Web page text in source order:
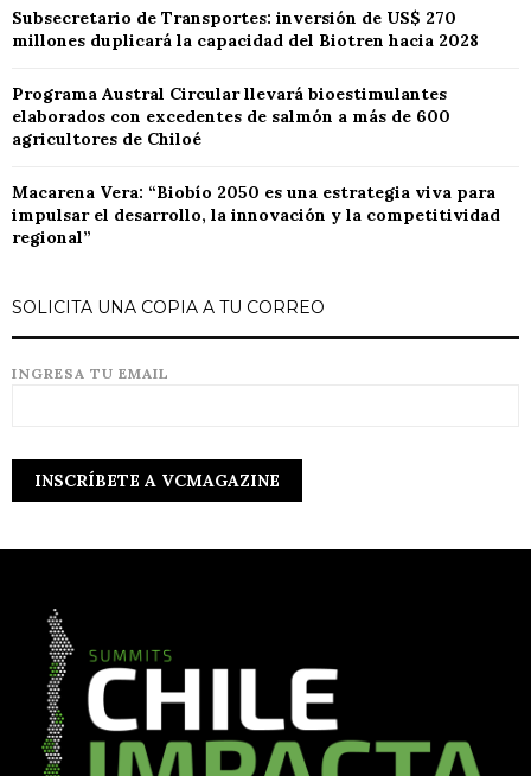
Subsecretario de Transportes: inversión de US$ 270
millones duplicará la capacidad del Biotren hacia 2028
Programa Austral Circular llevará bioestimulantes
elaborados con excedentes de salmón a más de 600
agricultores de Chiloé
Macarena Vera: “Biobío 2050 es una estrategia viva para
impulsar el desarrollo, la innovación y la competitividad
regional”
SOLICITA UNA COPIA A TU CORREO
INGRESA TU EMAIL